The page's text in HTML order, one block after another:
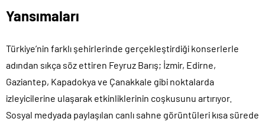
Yansımaları
Türkiye’nin farklı şehirlerinde gerçekleştirdiği konserlerle
adından sıkça söz ettiren Feyruz Barış; İzmir, Edirne,
Gaziantep, Kapadokya ve Çanakkale gibi noktalarda
izleyicilerine ulaşarak etkinliklerinin coşkusunu artırıyor.
Sosyal medyada paylaşılan canlı sahne görüntüleri kısa sürede